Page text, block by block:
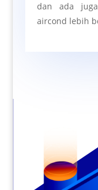
dan ada
aircond lebih